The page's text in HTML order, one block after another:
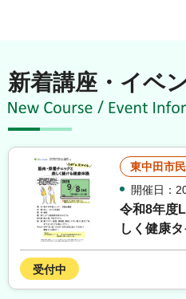
新着講座・イベ
東中田市
開催日：
令和8年度
しく健康
受付中